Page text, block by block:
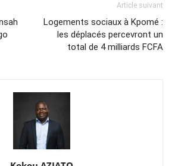
Article suivant
Logements sociaux à Kpomé :
les déplacés percevront un
total de 4 milliards FCFA